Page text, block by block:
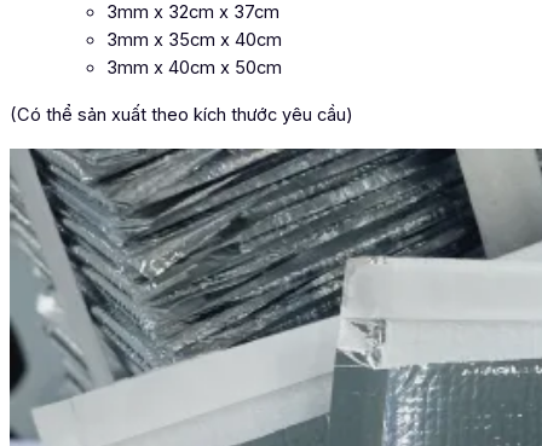
3mm x 32cm x 37cm
3mm x 35cm x 40cm
3mm x 40cm x 50cm
(Có thể sản xuất theo kích thước yêu cầu)